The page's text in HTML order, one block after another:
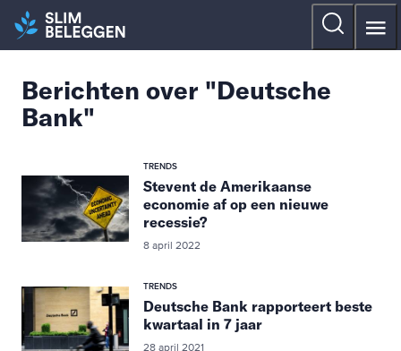
Berichten over "Deutsche
Bank"
TRENDS
Stevent de Amerikaanse
economie af op een nieuwe
recessie?
8 april 2022
TRENDS
Deutsche Bank rapporteert beste
kwartaal in 7 jaar
28 april 2021